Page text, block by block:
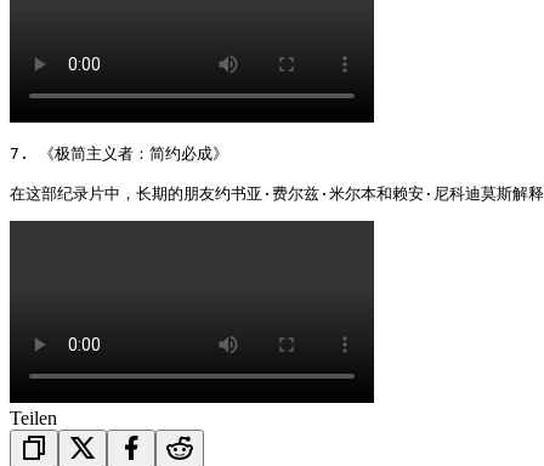
7. 《极简主义者：简约必成》
在这部纪录片中，长期的朋友约书亚·费尔兹·米尔本和赖安·尼科迪莫斯
Teilen